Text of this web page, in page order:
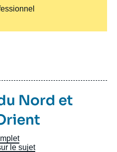
Nord et
le sujet